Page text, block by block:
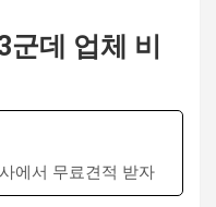
데 업체 비
에서 무료견적 받자